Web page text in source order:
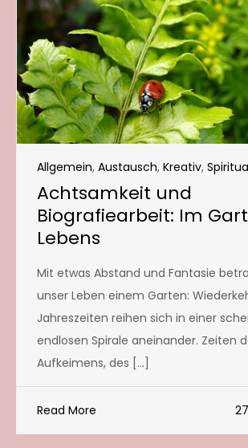
Allgemein, Austausch, Kreativ,
Achtsamkeit und
Biografiearbeit: Im
Lebens
Mit etwas Abstand und Fantasie
unser Leben einem Garten:
Jahreszeiten reihen sich in einer
endlosen Spirale aneinander. Zeiten
Aufkeimens, des […]
Read More